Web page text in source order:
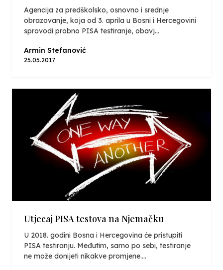
Agencija za predškolsko, osnovno i srednje
obrazovanje, koja od 3. aprila u Bosni i Hercegovini
sprovodi probno PISA testiranje, obavj...
Armin Stefanović
25.05.2017
Utjecaj PISA testova na Njemačku
U 2018. godini Bosna i Hercegovina će pristupiti
PISA testiranju. Međutim, samo po sebi, testiranje
ne može donijeti nikakve promjene....